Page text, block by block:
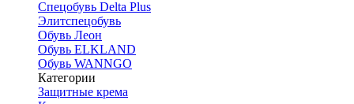
Спецобувь Delta Plus
Элитспецобувь
Обувь Леон
Обувь ELKLAND
Обувь WANNGO
Категории
Защитные крема